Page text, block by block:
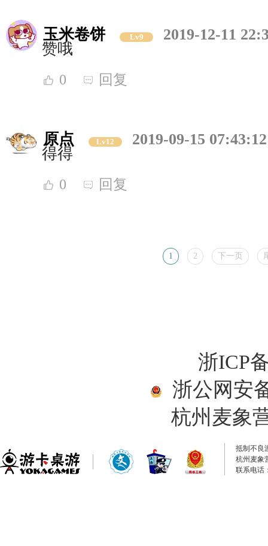
玉米卷饼 Lv9
2019-12-11
赞哦
0 回复
原点 Lv12
2019-09-15 07:43:12
得得
0 回复
1 2 下一页
浙ICP
浙公网安
杭州麦象
抵制不良
杭州麦象
联系电话